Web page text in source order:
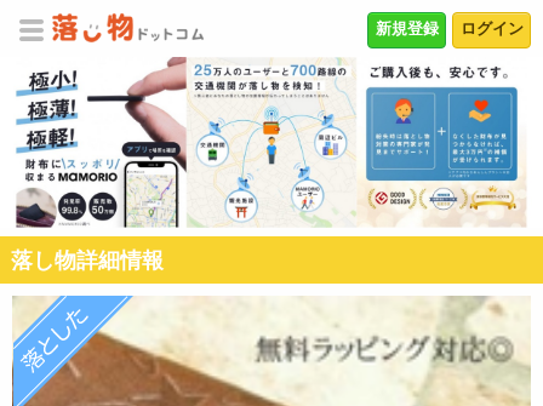
ログイン
新規登録
落し物詳細情報